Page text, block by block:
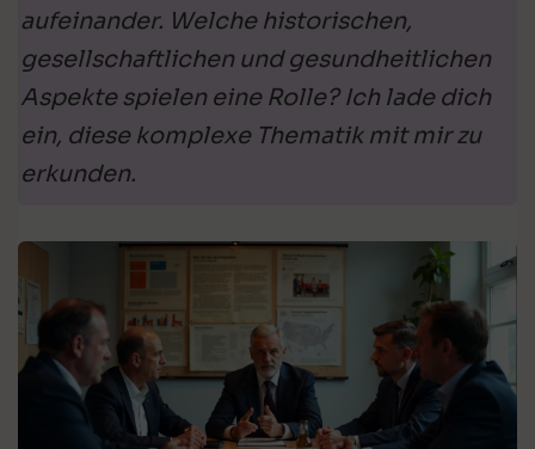
aufeinander. Welche historischen,
gesellschaftlichen und gesundheitlichen
Aspekte spielen eine Rolle? Ich lade dich
ein, diese komplexe Thematik mit mir zu
erkunden.